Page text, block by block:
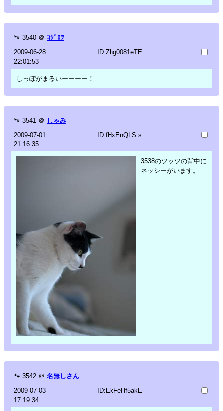
🐾 3540 ＠ ｺｼﾞﾛｦ
2009-06-28
22:01:53
ID:Zhg0081eTE
しっぽがまるいーーーー！
🐾 3541 ＠ しゃみ
2009-07-01
21:16:35
ID:fHxEnQLS.s
3538のツッツの背中に
ネッシーがいます。
🐾 3542 ＠ 名無しさん
2009-07-03
17:19:34
ID:EkFeHf5akE